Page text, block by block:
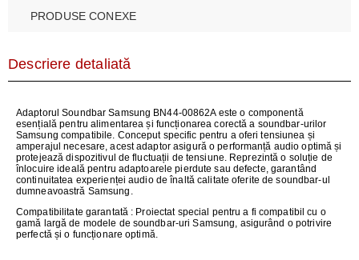
PRODUSE CONEXE
Descriere detaliată
Adaptorul Soundbar Samsung BN44-00862A este o componentă
esențială pentru alimentarea și funcționarea corectă a soundbar-urilor
Samsung compatibile. Conceput specific pentru a oferi tensiunea și
amperajul necesare, acest adaptor asigură o performanță audio optimă și
protejează dispozitivul de fluctuații de tensiune. Reprezintă o soluție de
înlocuire ideală pentru adaptoarele pierdute sau defecte, garantând
continuitatea experienței audio de înaltă calitate oferite de soundbar-ul
dumneavoastră Samsung.
Compatibilitate garantată : Proiectat special pentru a fi compatibil cu o
gamă largă de modele de soundbar-uri Samsung, asigurând o potrivire
perfectă și o funcționare optimă.